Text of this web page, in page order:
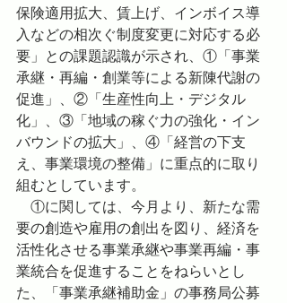
保険適⽤拡⼤、賃上げ、インボイス導
⼊などの相次ぐ制度変更に対応する必
要」との課題認識が示され、①「事業
承継・再編・創業等による新陳代謝の
促進」、②「⽣産性向上・デジタル
化」、③「地域の稼ぐ⼒の強化・イン
バウンドの拡⼤」、④「経営の下⽀
え、事業環境の整備」に重点的に取り
組むとしています。
①に関しては、今月より、新たな需
要の創造や雇用の創出を図り、経済を
活性化させる事業承継や事業再編・事
業統合を促進することをねらいとし
た、「事業承継補助金」の事務局公募